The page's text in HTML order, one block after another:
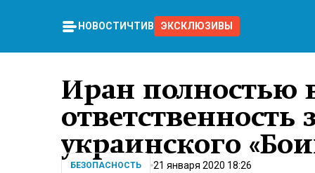
НОВОСТИ ЧТИВО ЭКСКЛЮЗИВЫ
Иран полностью
ответственность
украинского
БЕЗОПАСНОСТЬ 21 января 2020 18:26